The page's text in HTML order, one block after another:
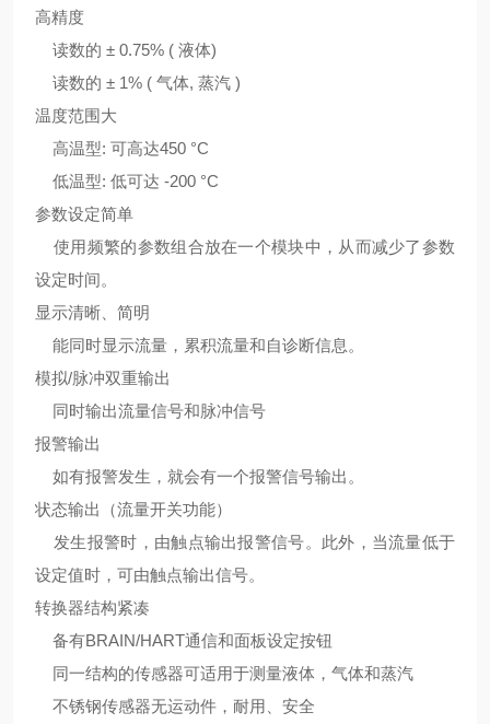
高精度
读数的 ± 0.75% ( 液体)
读数的 ± 1% ( 气体, 蒸汽 )
温度范围大
高温型: 可高达450 °C
低温型: 低可达 -200 °C
参数设定简单
使用频繁的参数组合放在一个模块中，从而减少了参数
设定时间。
显示清晰、简明
能同时显示流量，累积流量和自诊断信息。
模拟/脉冲双重输出
同时输出流量信号和脉冲信号
报警输出
如有报警发生，就会有一个报警信号输出。
状态输出（流量开关功能）
发生报警时，由触点输出报警信号。此外，当流量低于
设定值时，可由触点输出信号。
转换器结构紧凑
备有BRAIN/HART通信和面板设定按钮
同一结构的传感器可适用于测量液体，气体和蒸汽
不锈钢传感器无运动件，耐用、安全